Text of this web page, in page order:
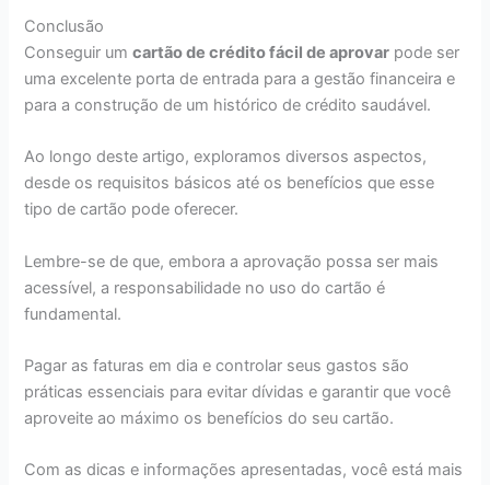
Conclusão
Conseguir umcartão de crédito fácil de aprovar pode ser
uma excelente porta de entrada para a gestão financeira e
para a construção de um histórico de crédito saudável.
Ao longo deste artigo, exploramos diversos aspectos,
desde os requisitos básicos até os benefícios que esse
tipo de cartão pode oferecer.
Lembre-se de que, embora a aprovação possa ser mais
acessível, a responsabilidade no uso do cartão é
fundamental.
Pagar as faturas em dia e controlar seus gastos são
práticas essenciais para evitar dívidas e garantir que você
aproveite ao máximo os benefícios do seu cartão.
Com as dicas e informações apresentadas, você está mais